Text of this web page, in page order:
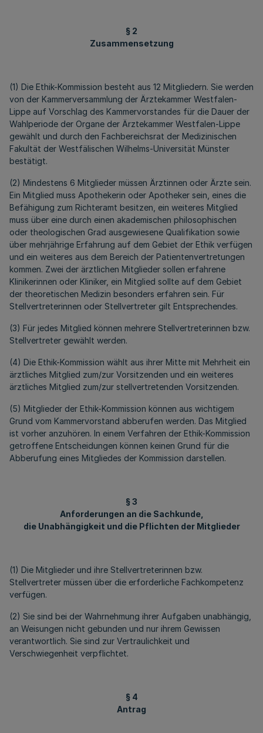
§ 2
Zusammensetzung
(1) Die Ethik-Kommission besteht aus 12 Mitgliedern. Sie werden
von der Kammerversammlung der Ärztekammer Westfalen-
Lippe auf Vorschlag des Kammervorstandes für die Dauer der
Wahlperiode der Organe der Ärztekammer Westfalen-Lippe
gewählt und durch den Fachbereichsrat der Medizinischen
Fakultät der Westfälischen Wilhelms-Universität Münster
bestätigt.
(2) Mindestens 6 Mitglieder müssen Ärztinnen oder Ärzte sein.
Ein Mitglied muss Apothekerin oder Apotheker sein, eines die
Befähigung zum Richteramt besitzen, ein weiteres Mitglied
muss über eine durch einen akademischen philosophischen
oder theologischen Grad ausgewiesene Qualifikation sowie
über mehrjährige Erfahrung auf dem Gebiet der Ethik verfügen
und ein weiteres aus dem Bereich der Patientenvertretungen
kommen. Zwei der ärztlichen Mitglieder sollen erfahrene
Klinikerinnen oder Kliniker, ein Mitglied sollte auf dem Gebiet
der theoretischen Medizin besonders erfahren sein. Für
Stellvertreterinnen oder Stellvertreter gilt Entsprechendes.
(3) Für jedes Mitglied können mehrere Stellvertreterinnen bzw.
Stellvertreter gewählt werden.
(4) Die Ethik-Kommission wählt aus ihrer Mitte mit Mehrheit ein
ärztliches Mitglied zum/zur Vorsitzenden und ein weiteres
ärztliches Mitglied zum/zur stellvertretenden Vorsitzenden.
(5) Mitglieder der Ethik-Kommission können aus wichtigem
Grund vom Kammervorstand abberufen werden. Das Mitglied
ist vorher anzuhören. In einem Verfahren der Ethik-Kommission
getroffene Entscheidungen können keinen Grund für die
Abberufung eines Mitgliedes der Kommission darstellen.
§ 3
Anforderungen an die Sachkunde,
die Unabhängigkeit und die Pflichten der Mitglieder
(1) Die Mitglieder und ihre Stellvertreterinnen bzw.
Stellvertreter müssen über die erforderliche Fachkompetenz
verfügen.
(2) Sie sind bei der Wahrnehmung ihrer Aufgaben unabhängig,
an Weisungen nicht gebunden und nur ihrem Gewissen
verantwortlich. Sie sind zur Vertraulichkeit und
Verschwiegenheit verpflichtet.
§ 4
Antrag